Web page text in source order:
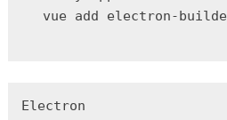
Electron